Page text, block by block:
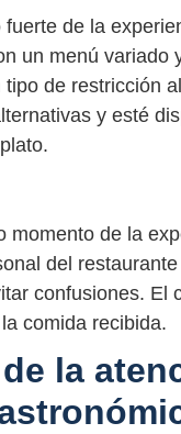
de la
un menú variado
de restricción
y esté
momento de la
del
confusiones. El
comida recibida.
la